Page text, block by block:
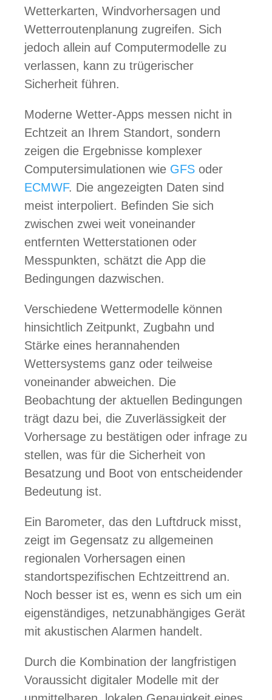
Wetterkarten, Windvorhersagen und
Wetterroutenplanung zugreifen. Sich
jedoch allein auf Computermodelle zu
verlassen, kann zu trügerischer
Sicherheit führen.
Moderne Wetter-Apps messen nicht in
Echtzeit an Ihrem Standort, sondern
zeigen die Ergebnisse komplexer
Computersimulationen wie GFS oder
ECMWF. Die angezeigten Daten sind
meist interpoliert. Befinden Sie sich
zwischen zwei weit voneinander
entfernten Wetterstationen oder
Messpunkten, schätzt die App die
Bedingungen dazwischen.
Verschiedene Wettermodelle können
hinsichtlich Zeitpunkt, Zugbahn und
Stärke eines herannahenden
Wettersystems ganz oder teilweise
voneinander abweichen. Die
Beobachtung der aktuellen Bedingungen
trägt dazu bei, die Zuverlässigkeit der
Vorhersage zu bestätigen oder infrage zu
stellen, was für die Sicherheit von
Besatzung und Boot von entscheidender
Bedeutung ist.
Ein Barometer, das den Luftdruck misst,
zeigt im Gegensatz zu allgemeinen
regionalen Vorhersagen einen
standortspezifischen Echtzeittrend an.
Noch besser ist es, wenn es sich um ein
eigenständiges, netzunabhängiges Gerät
mit akustischen Alarmen handelt.
Durch die Kombination der langfristigen
Voraussicht digitaler Modelle mit der